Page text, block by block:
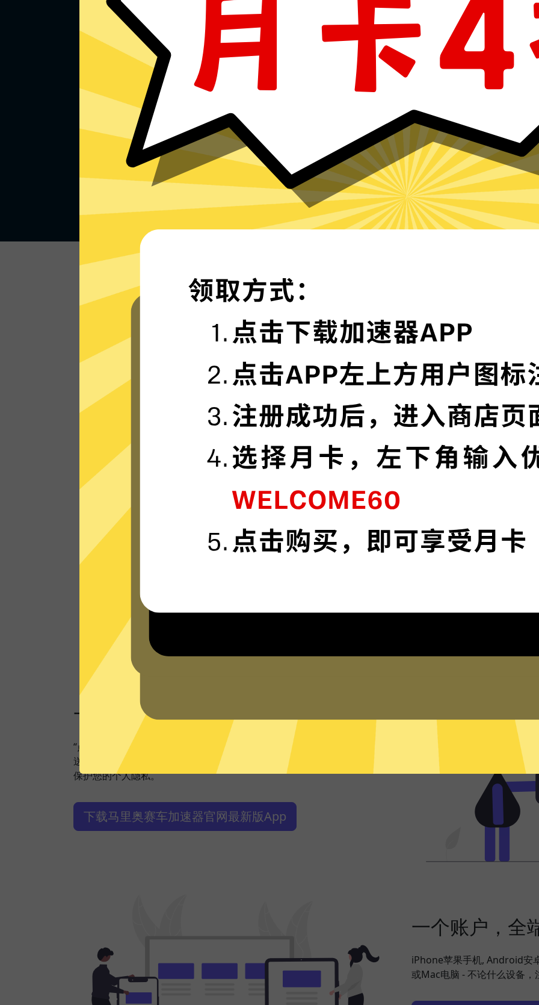
闪电般的连接速度
马里奥赛车加速器的服务器使用更新一代的”
闪连“连接技术，只为速度而生，可轻松支持
看看其他人对马里奥赛车加速器的评价
卓越的加密技术
马里奥赛车加速器采用最前沿的数据加密技
术，使您全面掌控您的网络隐私与安全。
下载马里奥赛车加速器App
一键连接，无需任何繁琐配置
“点击加速”，一键轻松连接。不论您是观看视频、社交网络、海淘购物、发
送私密信息等，马里奥赛车加速器都能轻松帮你搞定，并在此基础上更好地
保护您的个人隐私。
下载马里奥赛车加速器官网最新版App
一个账户，全
iPhone苹果手机, Android安
或Mac电脑 - 不论什么设备